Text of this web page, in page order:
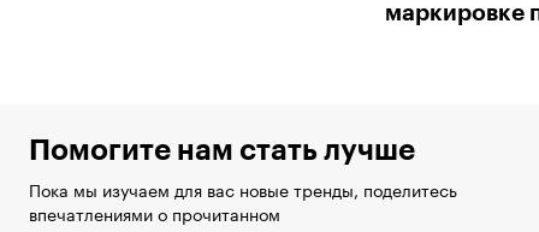
маркировке
Помогите нам стать лучше
Пока мы изучаем для вас новые тренды, поделитесь
впечатлениями о прочитанном